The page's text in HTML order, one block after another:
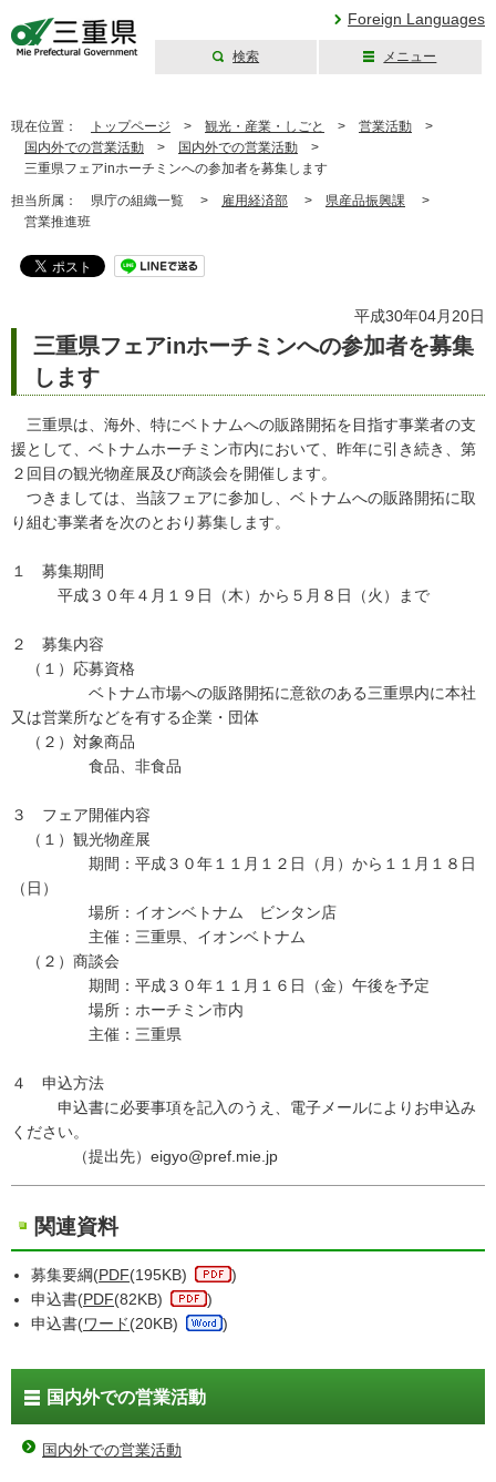
Foreign Languages
検索 メニュー
現在位置： トップページ > 観光・産業・しごと > 営業活動 >
国内外での営業活動 > 国内外での営業活動 >
三重県フェアinホーチミンへの参加者を募集します
担当所属： 県庁の組織一覧 > 雇用経済部 > 県産品振興課 >
営業推進班
平成30年04月20日
三重県フェアinホーチミンへの参加者を募集
します
三重県は、海外、特にベトナムへの販路開拓を目指す事業者の支
援として、ベトナムホーチミン市内において、昨年に引き続き、第
２回目の観光物産展及び商談会を開催します。
つきましては、当該フェアに参加し、ベトナムへの販路開拓に取
り組む事業者を次のとおり募集します。
１ 募集期間
平成３０年４月１９日（木）から５月８日（火）まで
２ 募集内容
（１）応募資格
ベトナム市場への販路開拓に意欲のある三重県内に本社
又は営業所などを有する企業・団体
（２）対象商品
食品、非食品
３ フェア開催内容
（１）観光物産展
期間：平成３０年１１月１２日（月）から１１月１８日
（日）
場所：イオンベトナム ビンタン店
主催：三重県、イオンベトナム
（２）商談会
期間：平成３０年１１月１６日（金）午後を予定
場所：ホーチミン市内
主催：三重県
４ 申込方法
申込書に必要事項を記入のうえ、電子メールによりお申込み
ください。
（提出先）eigyo@pref.mie.jp
関連資料
募集要綱(PDF(195KB)
)
申込書(PDF(82KB)
)
申込書(ワード(20KB) )
国内外での営業活動
国内外での営業活動